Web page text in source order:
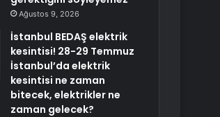
Ağustos 9, 2026
İstanbul BEDAŞ elektrik
kesintisi! 28-29 Temmuz
İstanbul’da elektrik
kesintisi ne zaman
bitecek, elektrikler ne
zaman gelecek?